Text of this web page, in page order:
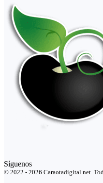
Síguenos
© 2022 - 2026 Caraotadigital.net.